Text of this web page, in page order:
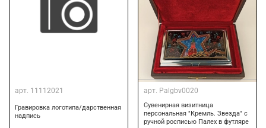
арт. 11112021
Гравировка логотипа/дарственная
надпись
арт. Palgbv0020
Сувенирная визитница
персональная "Кремль. Звезда" с
ручной росписью Палех в футляре